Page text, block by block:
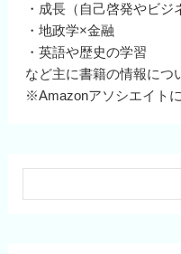
・成長（自己啓発やビジ
・地政学×金融
・英語や歴史の学習
など主に書籍の情報につ
※Amazonアソシエイト